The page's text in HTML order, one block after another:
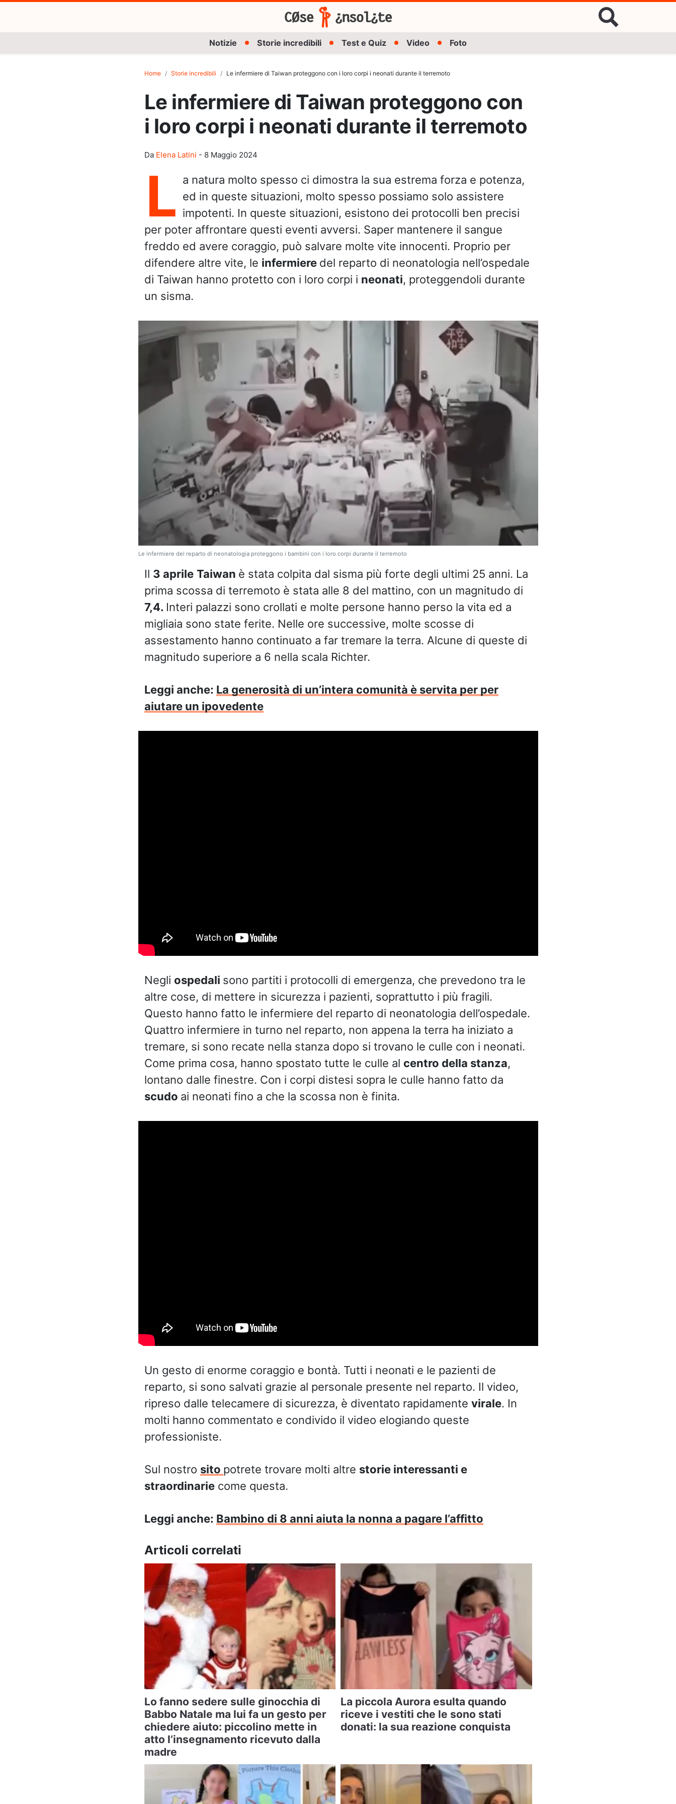
Notizie Storie incredibili Test e Quiz Video Foto
Home Storie incredibili Le infermiere di Taiwan proteggono con i loro corpi i neonati durante il terremoto
Le infermiere di Taiwan proteggono con
i loro corpi i neonati durante il terremoto
Da Elena Latini - 8 Maggio 2024
L a natura molto spesso ci dimostra la sua estrema forza e potenza,
ed in queste situazioni, molto spesso possiamo solo assistere
impotenti. In queste situazioni, esistono dei protocolli ben precisi
per poter affrontare questi eventi avversi. Saper mantenere il sangue
freddo ed avere coraggio, può salvare molte vite innocenti. Proprio per
difendere altre vite, le infermiere del reparto di neonatologia nell’ospedale
di Taiwan hanno protetto con i loro corpi i neonati, proteggendoli durante
un sisma.
Le infermiere del reparto di neonatologia proteggono i bambini con i loro corpi durante il terremoto
Il 3 aprile Taiwan è stata colpita dal sisma più forte degli ultimi 25 anni. La
prima scossa di terremoto è stata alle 8 del mattino, con un magnitudo di
7,4. Interi palazzi sono crollati e molte persone hanno perso la vita ed a
migliaia sono state ferite. Nelle ore successive, molte scosse di
assestamento hanno continuato a far tremare la terra. Alcune di queste di
magnitudo superiore a 6 nella scala Richter.
Leggi anche: La generosità di un’intera comunità è servita per per
aiutare un ipovedente
Negli ospedali sono partiti i protocolli di emergenza, che prevedono tra le
altre cose, di mettere in sicurezza i pazienti, soprattutto i più fragili.
Questo hanno fatto le infermiere del reparto di neonatologia dell’ospedale.
Quattro infermiere in turno nel reparto, non appena la terra ha iniziato a
tremare, si sono recate nella stanza dopo si trovano le culle con i neonati.
Come prima cosa, hanno spostato tutte le culle al centro della stanza,
lontano dalle finestre. Con i corpi distesi sopra le culle hanno fatto da
scudo ai neonati fino a che la scossa non è finita.
Un gesto di enorme coraggio e bontà. Tutti i neonati e le pazienti de
reparto, si sono salvati grazie al personale presente nel reparto. Il video,
ripreso dalle telecamere di sicurezza, è diventato rapidamente virale. In
molti hanno commentato e condivido il video elogiando queste
professioniste.
Sul nostro sito potrete trovare molti altre storie interessanti e
straordinariecome questa.
Leggi anche: Bambino di 8 anni aiuta la nonna a pagare l’affitto
Articoli correlati
Lo fanno sedere sulle ginocchia di
Babbo Natale ma lui fa un gesto per
chiedere aiuto: piccolino mette in
atto l’insegnamento ricevuto dalla
madre
La piccola Aurora esulta quando
riceve i vestiti che le sono stati
donati: la sua reazione conquista